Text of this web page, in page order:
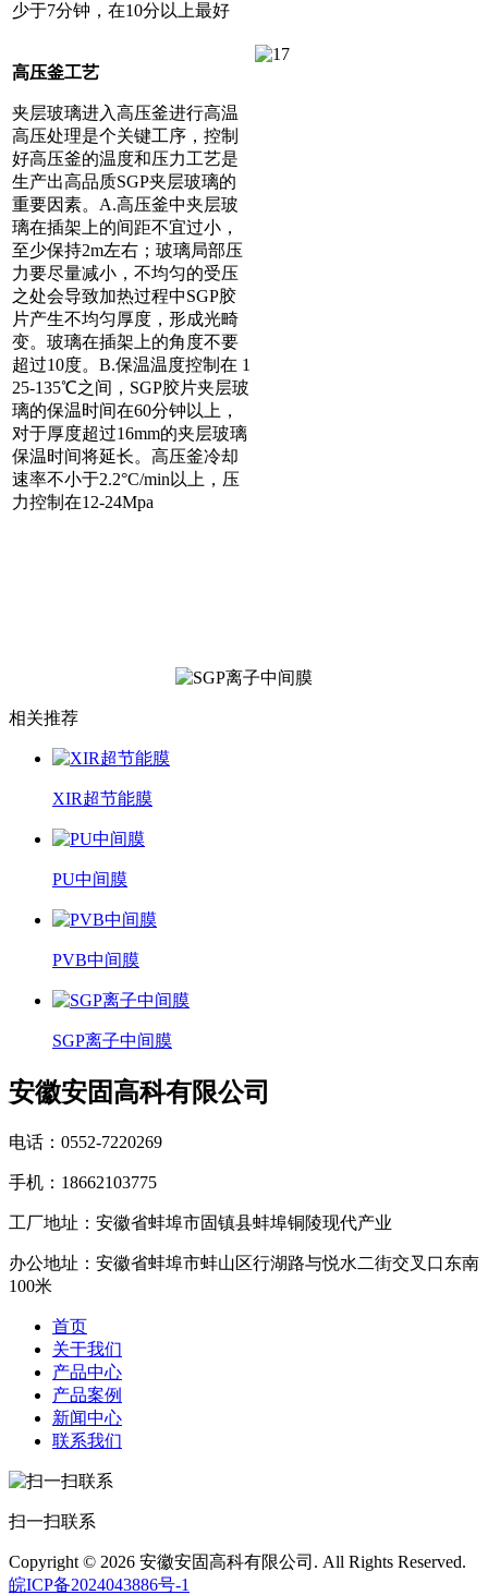
少于7分钟，在10分以上最好
高压釜工艺
夹层玻璃进入高压釜进行高温
高压处理是个关键工序，控制
好高压釜的温度和压力工艺是
生产出高品质SGP夹层玻璃的
重要因素。A.高压釜中夹层玻
璃在插架上的间距不宜过小，
至少保持2m左右；玻璃局部压
力要尽量减小，不均匀的受压
之处会导致加热过程中SGP胶
片产生不均匀厚度，形成光畸
变。玻璃在插架上的角度不要
超过10度。B.保温温度控制在 1
25-135℃之间，SGP胶片夹层玻
璃的保温时间在60分钟以上，
对于厚度超过16mm的夹层玻璃
保温时间将延长。高压釜冷却
速率不小于2.2°C/min以上，压
力控制在12-24Mpa
相关推荐
XIR超节能膜
PU中间膜
PVB中间膜
SGP离子中间膜
安徽安固高科有限公司
电话：0552-7220269
手机：18662103775
工厂地址：安徽省蚌埠市固镇县蚌埠铜陵现代产业
办公地址：安徽省蚌埠市蚌山区行湖路与悦水二街交叉口东南
100米
首页
关于我们
产品中心
产品案例
新闻中心
联系我们
扫一扫联系
Copyright © 2026 安徽安固高科有限公司. All Rights Reserved.
皖ICP备2024043886号-1